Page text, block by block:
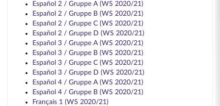
Español 2 / Gruppe A (WS 2020/21)
Español 2 / Gruppe B (WS 2020/21)
Español 2 / Gruppe C (WS 2020/21)
Español 2 / Gruppe D (WS 2020/21)
Español 3 / Gruppe A (WS 2020/21)
Español 3 / Gruppe B (WS 2020/21)
Español 3 / Gruppe C (WS 2020/21)
Español 3 / Gruppe D (WS 2020/21)
Español 4 / Gruppe A (WS 2020/21)
Español 4 / Gruppe B (WS 2020/21)
Français 1 (WS 2020/21)